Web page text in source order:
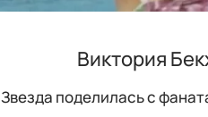
Виктория
Звезда поделилась с